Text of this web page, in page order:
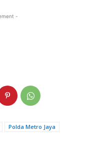
-
Polda Metro Jaya